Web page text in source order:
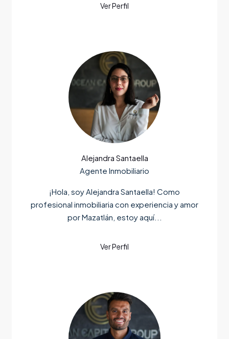
Alejandra Santaella
Agente Inmobiliario
¡Hola, soy Alejandra Santaella! Como
profesional inmobiliaria con experiencia y amor
por Mazatlán, estoy aquí...